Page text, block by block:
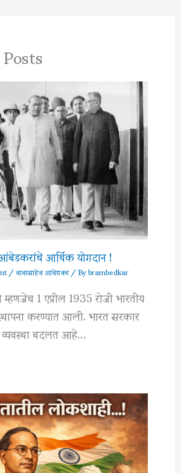
आर्थिक योगदान !
/बाबासाहेब आंबेडकर/ Bybrambedkar
1 एप्रील 1935 रोजी भारतीय
करण्यात आली. भारत सरकार
बदलत आहे…